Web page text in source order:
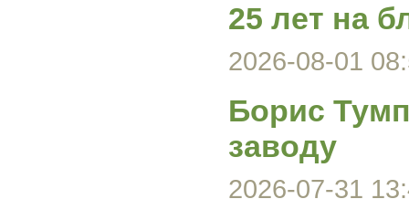
25 лет на
2026-08-01
Борис
заводу
2026-07-31